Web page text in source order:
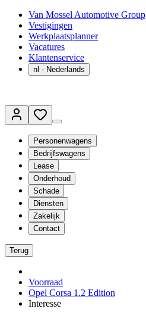
Van Mossel Automotive Group
Vestigingen
Werkplaatsplanner
Vacatures
Klantenservice
nl - Nederlands
Personenwagens
Bedrijfswagens
Lease
Onderhoud
Schade
Diensten
Zakelijk
Contact
Terug
Voorraad
Opel Corsa 1.2 Edition
Interesse